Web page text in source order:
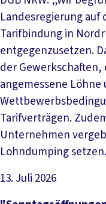
Landesregierung
Tarifbindung in
entgegenzusetzen.
der
angemessene Löhne
Tarifverträgen.
Unternehmen
Lohndumping
13. Juli 2026